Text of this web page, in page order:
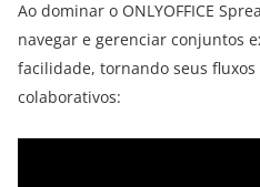
Ao dominar o ONLYOFFICE
navegar e gerenciar conjuntos
facilidade, tornando seus
colaborativos: